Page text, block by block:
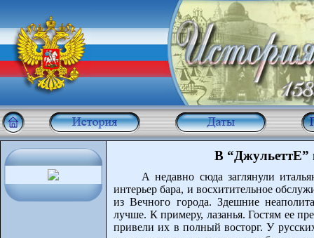
В “ДжульеттЕ”
А недавно сюда заглянули
интерьер бара, и восхитительное
из Вечного города. Здешние
лучше. К примеру, лазанья. Гостям ее
привели их в полный восторг. У